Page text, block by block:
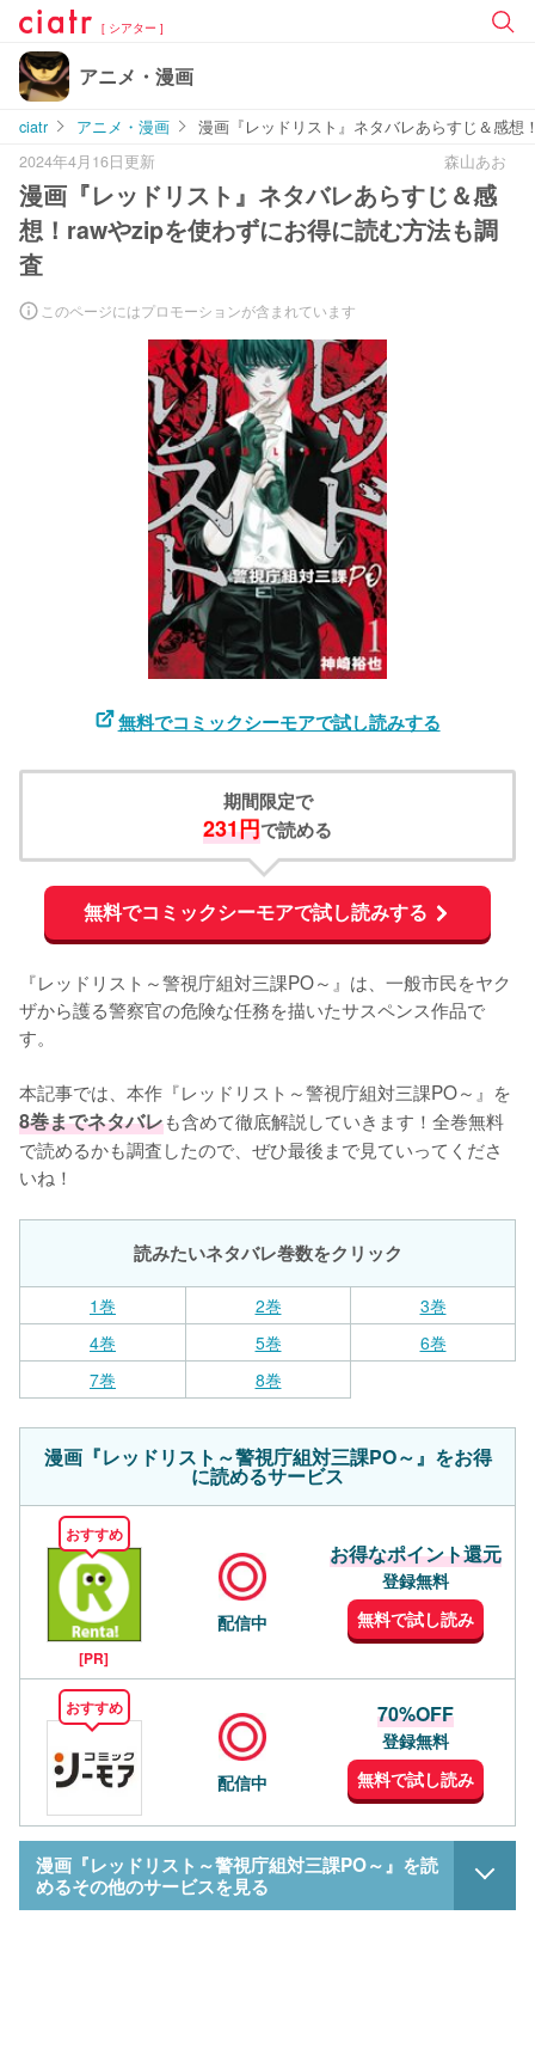
[ シアター ]
アニメ・漫画
ciatr アニメ・漫画
漫画『レッドリスト』ネタバレあらすじ＆感想
2024年4月16日更新
森山あお
漫画『レッドリスト』ネタバレあらすじ＆感
想！rawやzipを使わずにお得に読む方法も調
査
このページにはプロモーションが含まれています
無料でコミックシーモアで試し読みする
期間限定で
231円で読める
無料でコミックシーモアで試し読みする
『レッドリスト～警視庁組対三課PO～』は、一般市民をヤク
ザから護る警察官の危険な任務を描いたサスペンス作品で
す。
本記事では、本作『レッドリスト～警視庁組対三課PO～』を
8巻までネタバレも含めて徹底解説していきます！全巻無料
で読めるかも調査したので、ぜひ最後まで見ていってくださ
いね！
読みたいネタバレ巻数をクリック
1巻 2巻
3巻
4巻
5巻
6巻
7巻
8巻
漫画『レッドリスト～警視庁組対三課PO～』をお得
に読めるサービス
おすすめ
[PR]
配信中
お得なポイント還元
登録無料
無料で試し読み
おすすめ
配信中
70%OFF
登録無料
無料で試し読み
漫画『レッドリスト～警視庁組対三課PO～』を読
めるその他のサービスを見る